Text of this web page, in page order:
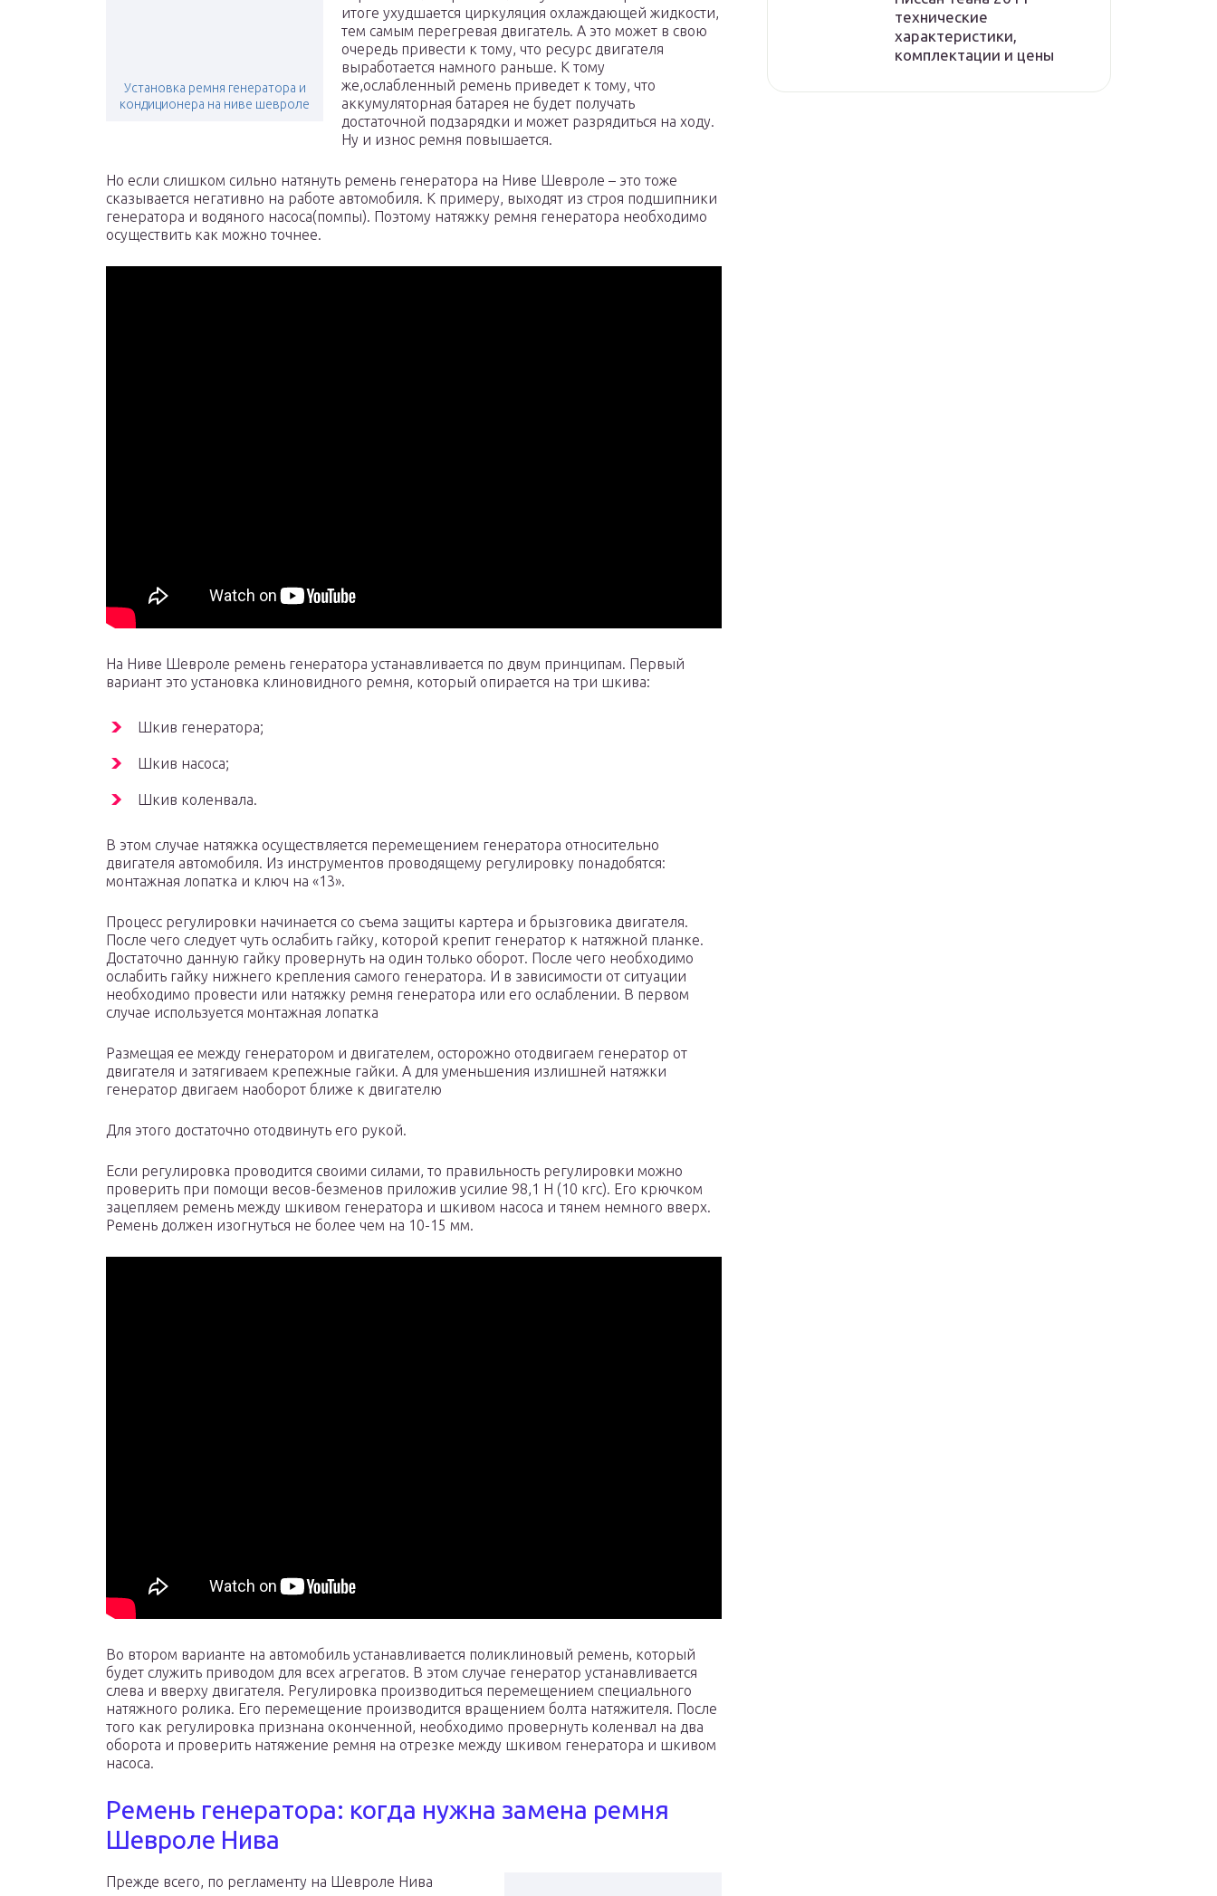
Установка ремня генератора и
кондиционера на ниве шевроле
итоге ухудшается циркуляция охлаждающей жидкости,
тем самым перегревая двигатель. А это может в свою
очередь привести к тому, что ресурс двигателя
выработается намного раньше. К тому
же,ослабленный ремень приведет к тому, что
аккумуляторная батарея не будет получать
достаточной подзарядки и может разрядиться на ходу.
Ну и износ ремня повышается.
Но если слишком сильно натянуть ремень генератора на Ниве Шевроле – это тоже
сказывается негативно на работе автомобиля. К примеру, выходят из строя подшипники
генератора и водяного насоса(помпы). Поэтому натяжку ремня генератора необходимо
осуществить как можно точнее.
На Ниве Шевроле ремень генератора устанавливается по двум принципам. Первый
вариант это установка клиновидного ремня, который опирается на три шкива:
Шкив генератора;
Шкив насоса;
Шкив коленвала.
В этом случае натяжка осуществляется перемещением генератора относительно
двигателя автомобиля. Из инструментов проводящему регулировку понадобятся:
монтажная лопатка и ключ на «13».
Процесс регулировки начинается со съема защиты картера и брызговика двигателя.
После чего следует чуть ослабить гайку, которой крепит генератор к натяжной планке.
Достаточно данную гайку провернуть на один только оборот. После чего необходимо
ослабить гайку нижнего крепления самого генератора. И в зависимости от ситуации
необходимо провести или натяжку ремня генератора или его ослаблении. В первом
случае используется монтажная лопатка
Размещая ее между генератором и двигателем, осторожно отодвигаем генератор от
двигателя и затягиваем крепежные гайки. А для уменьшения излишней натяжки
генератор двигаем наоборот ближе к двигателю
Для этого достаточно отодвинуть его рукой.
Если регулировка проводится своими силами, то правильность регулировки можно
проверить при помощи весов-безменов приложив усилие 98,1 Н (10 кгс). Его крючком
зацепляем ремень между шкивом генератора и шкивом насоса и тянем немного вверх.
Ремень должен изогнуться не более чем на 10-15 мм.
Во втором варианте на автомобиль устанавливается поликлиновый ремень, который
будет служить приводом для всех агрегатов. В этом случае генератор устанавливается
слева и вверху двигателя. Регулировка производиться перемещением специального
натяжного ролика. Его перемещение производится вращением болта натяжителя. После
того как регулировка признана оконченной, необходимо провернуть коленвал на два
оборота и проверить натяжение ремня на отрезке между шкивом генератора и шкивом
насоса.
Ремень генератора: когда нужна замена ремня
Шевроле Нива
Прежде всего, по регламенту на Шевроле Нива
технические
характеристики,
комплектации и цены